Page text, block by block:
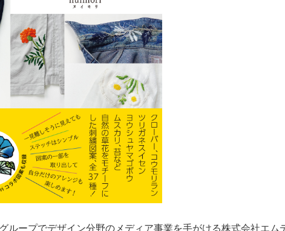
ループでデザイン分野のメディア事業を手がける株式会社エ